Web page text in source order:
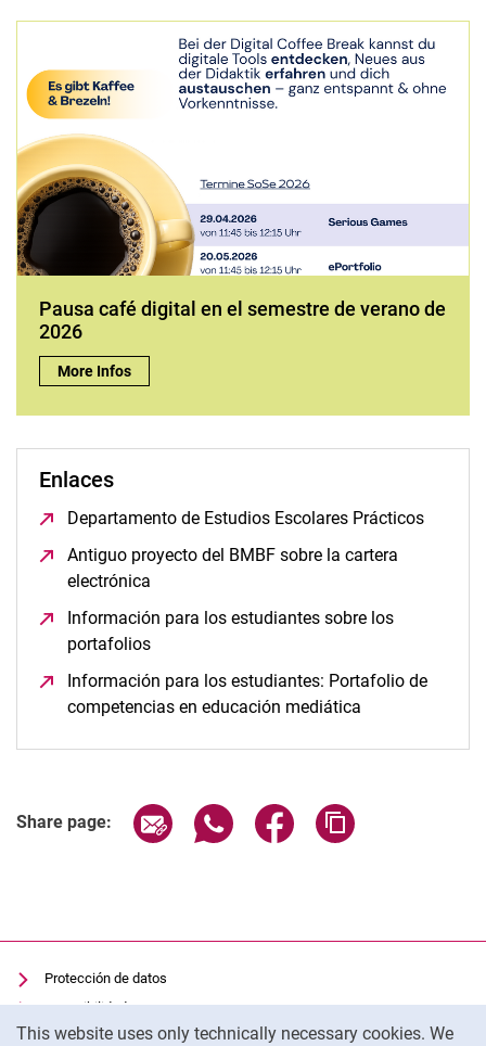
This website uses only technically necessary cookies. We
Pausa café digital en el semestre de verano de
2026
Pausa café digital en el semestre de verano de 2026:
More Infos
Enlaces
Departamento de Estudios Escolares Prácticos
Antiguo proyecto del BMBF sobre la cartera
electrónica
Información para los estudiantes sobre los
portafolios
Información para los estudiantes: Portafolio de
competencias en educación mediática
Share page: Share page via email
Share page via WhatsApp
Share page via
Protección de datos
Accesibilidad
Uso transparente de la IA